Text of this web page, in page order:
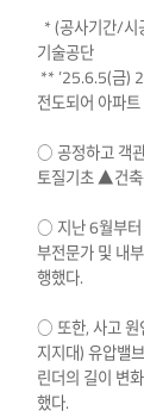
* (공사기간/
기술공단
** ’25.6.5(금)
전도되어 아파
○ 공정하고 객
토질기초 ▲건축
○ 지난 6월부터
부전문가 및 내
행했다.
○ 또한, 사고 원
지지대) 유압밸
린더의 길이 변
했다.